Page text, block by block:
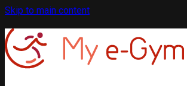
Skip to main content